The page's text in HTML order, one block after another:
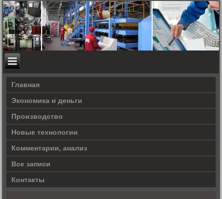
Главная
Экономика и деньги
Производство
Новые технологии
Комментарии, анализ
Все записи
Контакты